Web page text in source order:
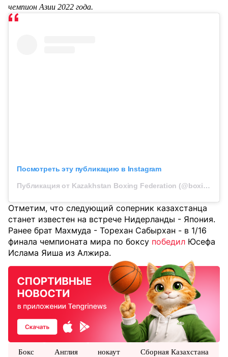
чемпион Азии 2022 года.
Посмотреть эту публикацию в Instagram
Публикация от Kazakhstan Boxing Federation (@boxingkazakhstan)
Отметим, что следующий соперник казахстанца
станет известен на встрече Нидерланды - Япония.
Ранее брат Махмуда - Торехан Сабырхан - в 1/16
финала чемпионата мира по боксу победил Юсефа
Ислама Яиша из Алжира.
Бокс Англия нокаут Сборная Казахстана